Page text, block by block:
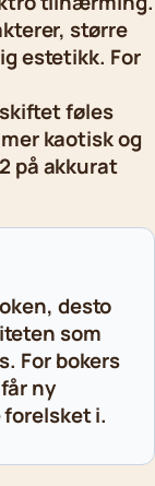
større
estetikk. For
føles
kaotisk og
på akkurat
desto
som
For bokers
ny
i.